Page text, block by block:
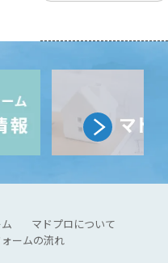
マドプロについて
ォームの流れ